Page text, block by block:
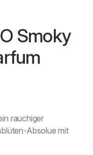
Smoky
rauchiger
Absolue mit